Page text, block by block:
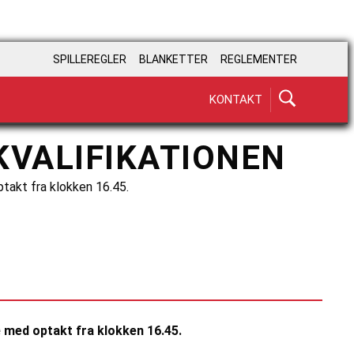
SPILLEREGLER BLANKETTER REGLEMENTER
KONTAKT
fra klokken 16.45.
med optakt fra klokken 16.45.